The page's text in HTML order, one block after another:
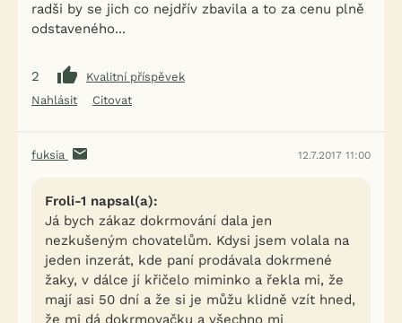
radši by se jich co nejdřív zbavila a to za cenu plně
odstaveného...
2
Kvalitní příspěvek
Nahlásit
Citovat
fuksia 12.7.2017 11:00
Froli-1 napsal(a):
Já bych zákaz dokrmování dala jen
nezkušeným chovatelům. Kdysi jsem volala na
jeden inzerát, kde paní prodávala dokrmené
žaky, v dálce jí křičelo miminko a řekla mi, že
mají asi 50 dní a že si je můžu klidně vzít hned,
že mi dá dokrmovačku a všechno mi